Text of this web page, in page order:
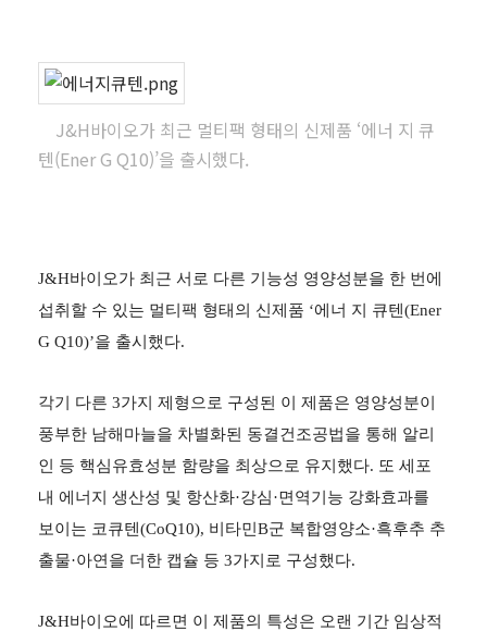
J&H바이오가 최근 멀티팩 형태의 신제품 ‘에너 지 큐
텐(Ener G Q10)’을 출시했다.
J&H바이오가 최근 서로 다른 기능성 영양성분을 한 번에
섭취할 수 있는 멀티팩 형태의 신제품 ‘에너 지 큐텐(Ener
G Q10)’을 출시했다.
각기 다른 3가지 제형으로 구성된 이 제품은 영양성분이
풍부한 남해마늘을 차별화된 동결건조공법을 통해 알리
인 등 핵심유효성분 함량을 최상으로 유지했다. 또 세포
내 에너지 생산성 및 항산화·강심·면역기능 강화효과를
보이는 코큐텐(CoQ10), 비타민B군 복합영양소·흑후추 추
출물·아연을 더한 캡슐 등 3가지로 구성했다.
J&H바이오에 따르면 이 제품의 특성은 오랜 기간 임상적